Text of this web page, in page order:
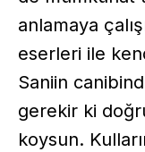
anlamaya
eserleri ile
Saniin
gerekir ki
koysun.